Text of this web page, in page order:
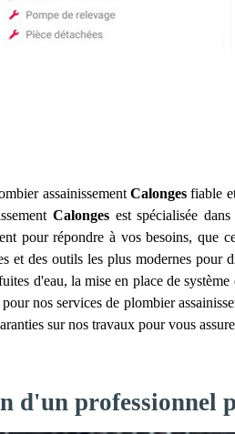
assainissementCalonges fiable
Calonges est spécialisée
pour répondre à vos besoins, que
et des outils les plus modernes pour
d'eau, la mise en place de
nos services de plombier
sur nos travaux pour vous
d'un professionnel